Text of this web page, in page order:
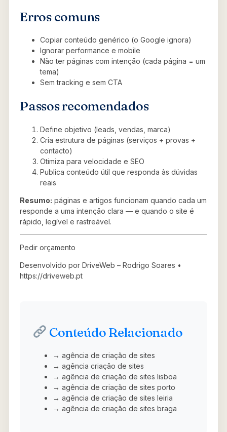
Erros comuns
Copiar conteúdo genérico (o Google ignora)
Ignorar performance e mobile
Não ter páginas com intenção (cada página = um
tema)
Sem tracking e sem CTA
Passos recomendados
Define objetivo (leads, vendas, marca)
Cria estrutura de páginas (serviços + provas +
contacto)
Otimiza para velocidade e SEO
Publica conteúdo útil que responda às dúvidas
reais
Resumo: páginas e artigos funcionam quando cada um
responde a uma intenção clara — e quando o site é
rápido, legível e rastreável.
Pedir orçamento
Desenvolvido por DriveWeb – Rodrigo Soares •
https://driveweb.pt
Conteúdo Relacionado
→ agência de criação de sites
→ agência criação de sites
→ agência de criação de sites lisboa
→ agência de criação de sites porto
→ agência de criação de sites leiria
→ agência de criação de sites braga